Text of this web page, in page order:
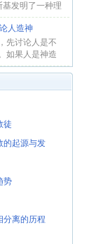
发明了一种理
人造神
先讨论人是不
如果人是神造
徒
的起源与发
势
分离的历程